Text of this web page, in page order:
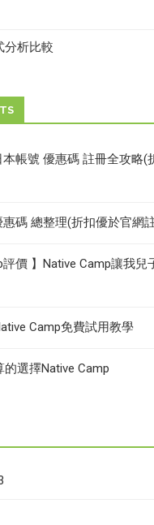
分析比較
本帳號 優惠碼 註冊全攻略(
惠碼 總整理(折扣優於官網
評價 】Native Camp讓我
Camp免費試用教學
選擇Native Camp